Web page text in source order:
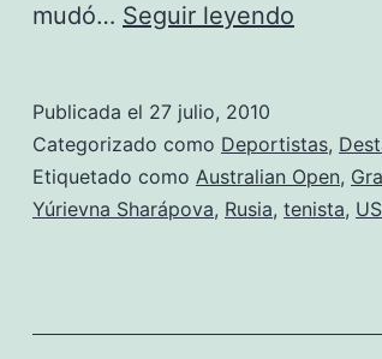
mudó… Seguir leyendo
Publicada el 27 julio, 2010
Categorizado como Deportistas,
Etiquetado como Australian Open,
Yúrievna Sharápova, Rusia, tenista,